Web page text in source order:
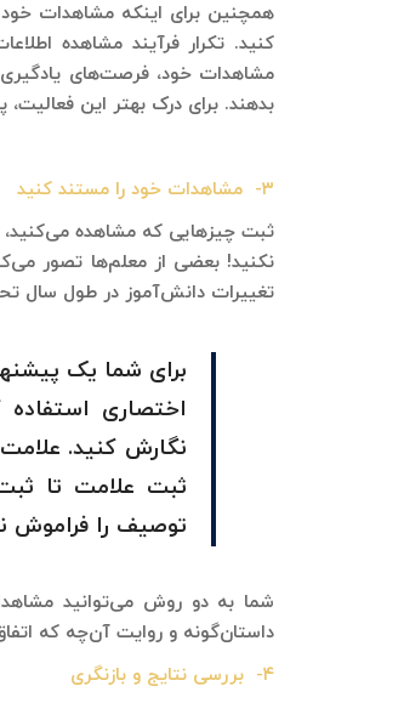
همچنین برای اینکه مشاهدات
کنید. تکرار فرآیند مشاهده
مشاهدات خود، فرصت‌های یادگیری
بدهند. برای درک بهتر این
۳- مشاهدات خود را مستند کنید
ثبت چیزهایی که مشاهده
نکنید! بعضی از معلم‌ها تصور
تغییرات دانش‌آموز در طول سال
برای شما یک
اختصاری
نگارش کنید.
ثبت علامت تا
توصیف را فراموش
داستان‌گونه و روایت آن‌چه که اتفاق می‌افتد. ۲)
۴- بررسی نتایج و بازنگری